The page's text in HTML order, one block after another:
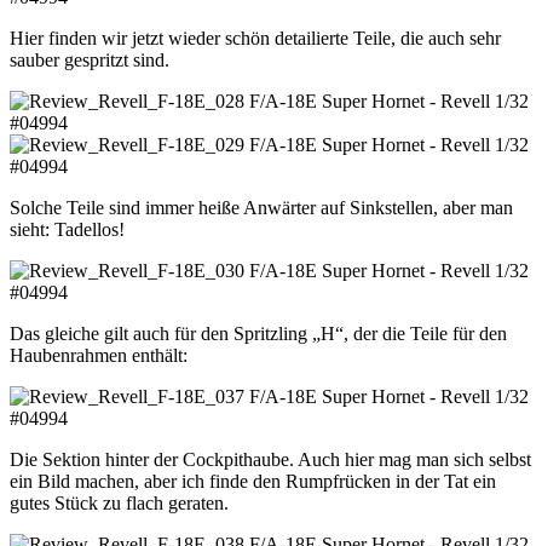
Hier finden wir jetzt wieder schön detailierte Teile, die auch sehr
sauber gespritzt sind.
Solche Teile sind immer heiße Anwärter auf Sinkstellen, aber man
sieht: Tadellos!
Das gleiche gilt auch für den Spritzling „H“, der die Teile für den
Haubenrahmen enthält:
Die Sektion hinter der Cockpithaube. Auch hier mag man sich selbst
ein Bild machen, aber ich finde den Rumpfrücken in der Tat ein
gutes Stück zu flach geraten.